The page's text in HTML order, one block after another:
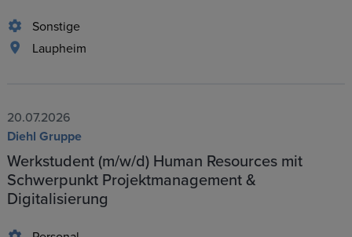
Sonstige
Laupheim
20.07.2026
Diehl Gruppe
Werkstudent (m/w/d) Human Resources mit
Schwerpunkt Projektmanagement &
Digitalisierung